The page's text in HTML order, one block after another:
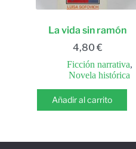
La vida sin ramón
4,80 €
Ficción narrativa,
Novela histórica
Añadir al carrito